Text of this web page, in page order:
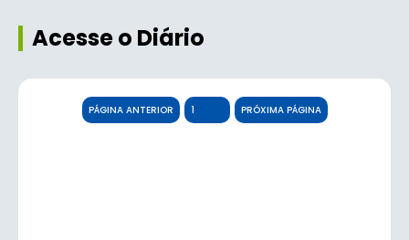
Acesse o Diário
PÁGINA ANTERIOR PRÓXIMA PÁGINA